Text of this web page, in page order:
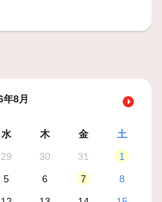
8月
水 木 金
土
29 30 31
1
5 6 7
8